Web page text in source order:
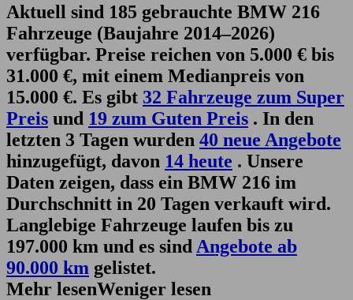
Aktuell sind 185 gebrauchte BMW 216
Fahrzeuge (Baujahre 2014–2026)
verfügbar. Preise reichen von 5.000 € bis
31.000 €, mit einem Medianpreis von
15.000 €. Es gibt 32 Fahrzeuge zum Super
Preis und 19 zum Guten Preis . In den
letzten 3 Tagen wurden 40 neue Angebote
hinzugefügt, davon 14 heute . Unsere
Daten zeigen, dass ein BMW 216 im
Durchschnitt in 20 Tagen verkauft wird.
Langlebige Fahrzeuge laufen bis zu
197.000 km und es sind Angebote ab
90.000 km gelistet.
Mehr lesenWeniger lesen